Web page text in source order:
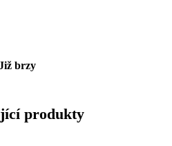
brzy
produkty